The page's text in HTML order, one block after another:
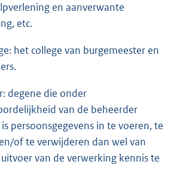
en aanverwante
etc.
het college van burgemeester en
degene die onder
van de beheerder
persoonsgegevens in te voeren, te
of te verwijderen dan wel van
van de verwerking kennis te